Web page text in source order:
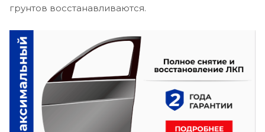
грунтов восстанавливаются.